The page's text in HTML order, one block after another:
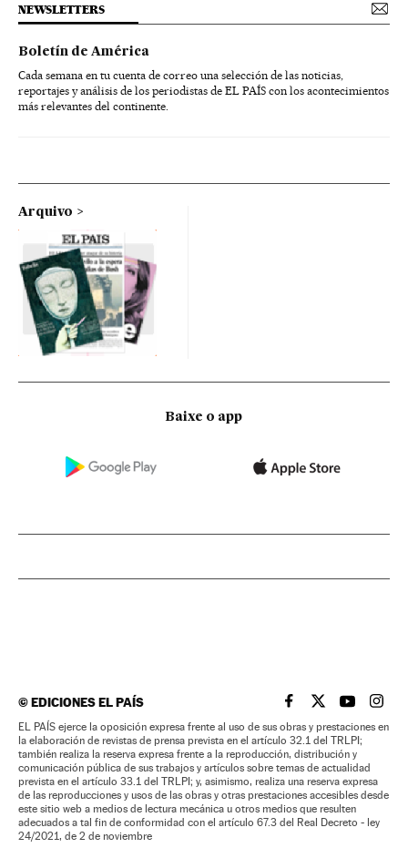
NEWSLETTERS
Boletín de América
Cada semana en tu cuenta de correo una selección de las noticias,
reportajes y análisis de los periodistas de EL PAÍS con los acontecimientos
más relevantes del continente.
Arquivo
Baixe o app
©EDICIONES EL PAÍS EL PAÍS BRASIL EN
EL PAÍSEL PAÍS
EL
EL PAÍS ejerce la oposición expresa frente al uso de sus obras y prestaciones en
la elaboración de revistas de prensa prevista en el artículo 32.1 del TRLPI;
también realiza la reserva expresa frente a la reproducción, distribución y
comunicación pública de sus trabajos y artículos sobre temas de actualidad
prevista en el artículo 33.1 del TRLPI; y, asimismo, realiza una reserva expresa
de las reproducciones y usos de las obras y otras prestaciones accesibles desde
este sitio web a medios de lectura mecánica u otros medios que resulten
adecuados a tal fin de conformidad con el artículo 67.3 del Real Decreto - ley
24/2021, de 2 de noviembre